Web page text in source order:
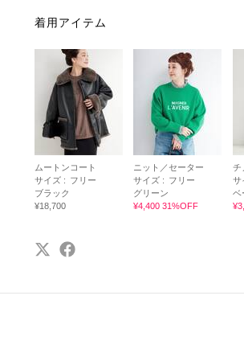
着用アイテム
ムートンコート
サイズ : フリー
ブラック
¥18,700
ニット／セーター
サイズ : フリー
グリーン
¥4,400 31%OFF
チ
サ
ベ